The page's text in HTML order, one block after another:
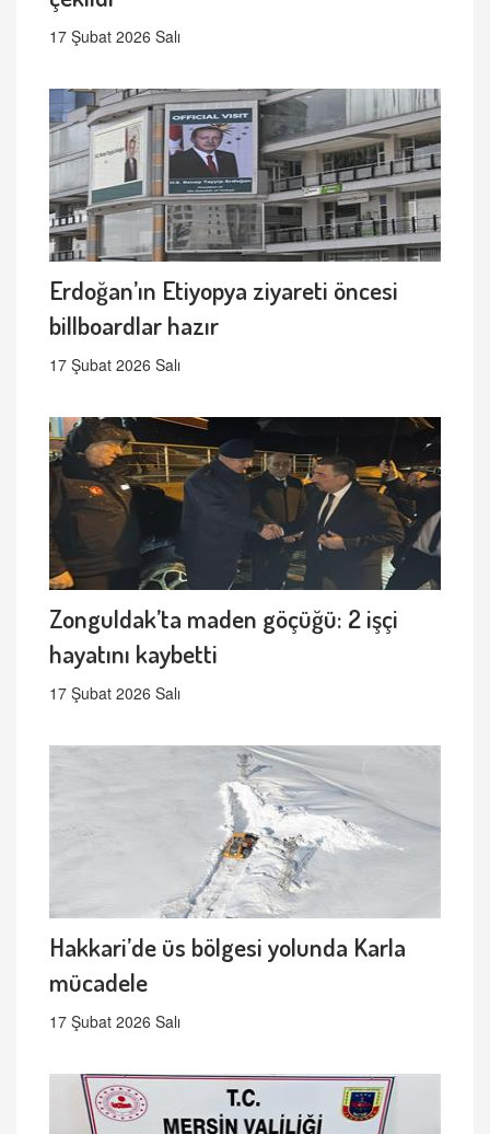
17 Şubat 2026 Salı
Erdoğan’ın Etiyopya ziyareti öncesi
billboardlar hazır
17 Şubat 2026 Salı
Zonguldak’ta maden göçüğü: 2 işçi
hayatını kaybetti
17 Şubat 2026 Salı
Hakkari’de üs bölgesi yolunda Karla
mücadele
17 Şubat 2026 Salı